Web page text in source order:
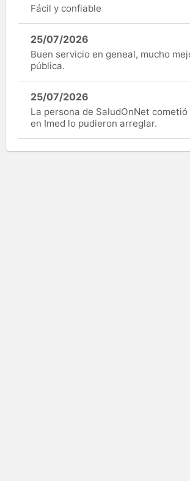
Fácil y confiable
25/07/2026
Buen servicio en geneal, mucho
pública.
25/07/2026
La persona de SaludOnNet
en Imed lo pudieron arreglar.